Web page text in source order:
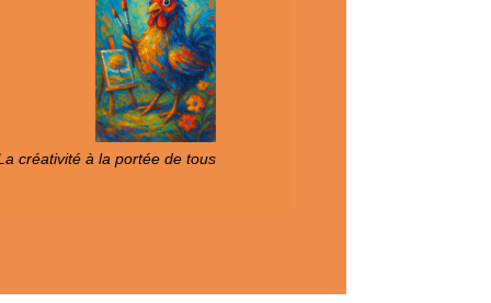
créativité à la portée de tous